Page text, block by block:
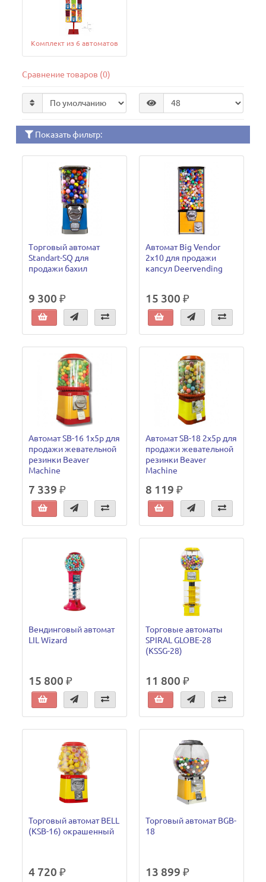
Комплект из 6 автоматов
Сравнение товаров (0)
Показать фильтр:
Tорговый автомат
Standart-SQ для
продажи бахил
9 300 ₽
Автомат Big Vendor
2х10 для продажи
капсул Deervending
15 300 ₽
Автомат SB-16 1х5р для
продажи жевательной
резинки Beaver
Machine
7 339 ₽
Автомат SB-18 2х5р для
продажи жевательной
резинки Beaver
Machine
8 119 ₽
Вендинговый автомат
LIL Wizard
15 800 ₽
Торговые автоматы
SPIRAL GLOBE-28
(KSSG-28)
11 800 ₽
Торговый автомат BELL
(KSB-16) окрашенный
4 720 ₽
Торговый автомат BGB-
18
13 899 ₽